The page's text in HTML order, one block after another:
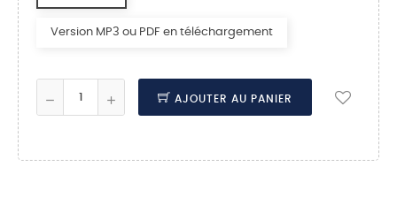
Version MP3 ou PDF en téléchargement
AJOUTER AU PANIER